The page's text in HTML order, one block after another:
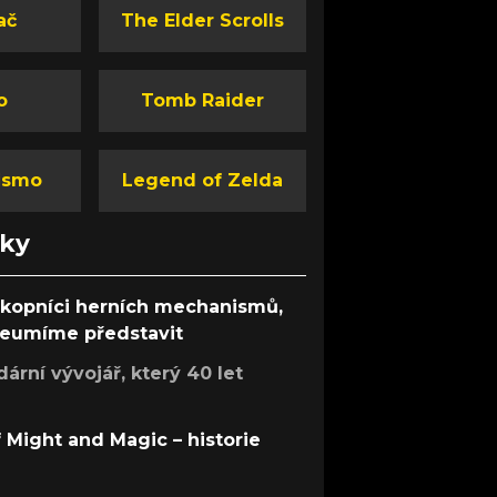
The Elder Scrolls
Tomb Raider
Legend of Zelda
herních mechanismů,
představit
vývojář, který 40 let
Might and Magic – historie